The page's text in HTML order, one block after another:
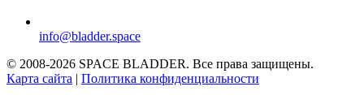
info@bladder.space
© 2008-2026 SPACE BLADDER. Все права защищены.
Карта сайта | Политика конфиденциальности